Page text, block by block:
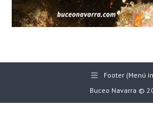
Footer (Menú
Buceo Navarra ©